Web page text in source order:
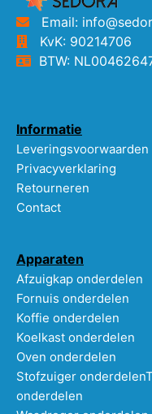
Email:
KvK: 90214706
BTW:
Informatie
Leveringsvoorwaarden
Privacyverklaring
Retourneren
Contact
Apparaten
Afzuigkap onderdelen
Fornuis onderdelen
Koffie onderdelen
Koelkast onderdelen
Oven onderdelen
Stofzuiger onderdelen
onderdelen